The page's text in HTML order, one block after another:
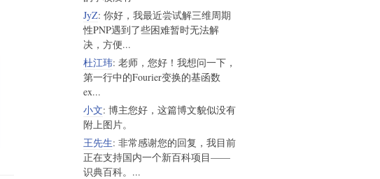
JyZ: 你好，我最近尝试解三维周期
性PNP遇到了些困难暂时无法解
决，方便...
杜江玮: 老师，您好！我想问一下，
第一行中的Fourier变换的基函数
ex...
小文: 博主您好，这篇博文貌似没有
附上图片。
王先生: 非常感谢您的回复，我目前
正在支持国内一个新百科项目——
识典百科。...